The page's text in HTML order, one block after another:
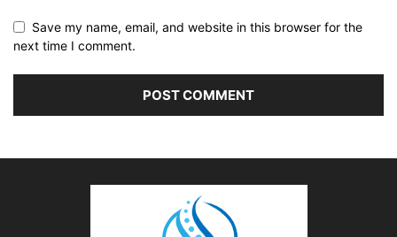
Save my name, email, and website in this browser for the
next time I comment.